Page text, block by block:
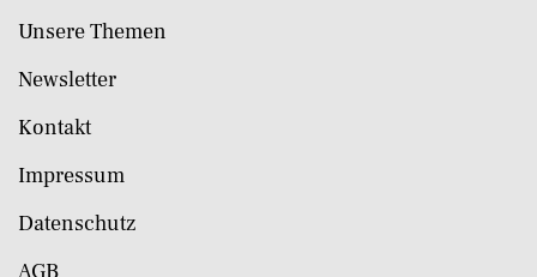
Unsere Themen
Newsletter
Kontakt
Impressum
Datenschutz